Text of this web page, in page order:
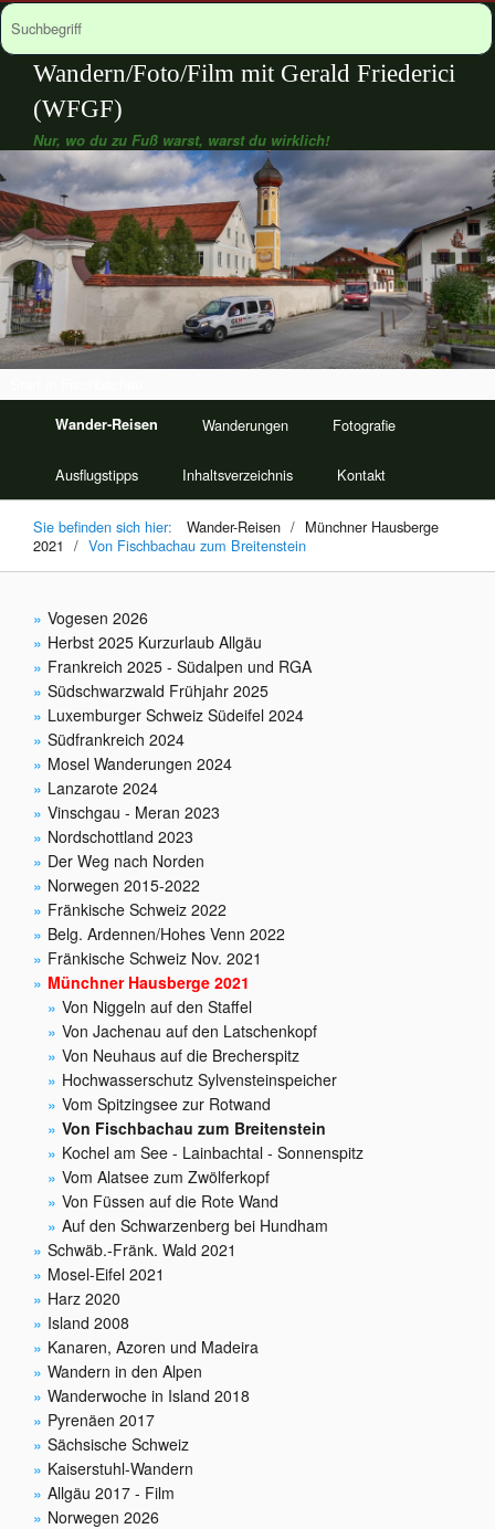
Wandern/Foto/Film mit Gerald Friederici
(WFGF)
Nur, wo du zu Fuß warst, warst du wirklich!
Wander-Reisen Wanderungen Fotografie
Ausflugstipps Inhaltsverzeichnis Kontakt
Sie befinden sich hier: Wander-Reisen / Münchner Hausberge
2021 / Von Fischbachau zum Breitenstein
Vogesen 2026
Herbst 2025 Kurzurlaub Allgäu
Frankreich 2025 - Südalpen und RGA
Südschwarzwald Frühjahr 2025
Luxemburger Schweiz Südeifel 2024
Südfrankreich 2024
Mosel Wanderungen 2024
Lanzarote 2024
Vinschgau - Meran 2023
Nordschottland 2023
Der Weg nach Norden
Norwegen 2015-2022
Fränkische Schweiz 2022
Belg. Ardennen/Hohes Venn 2022
Fränkische Schweiz Nov. 2021
Münchner Hausberge 2021
Von Niggeln auf den Staffel
Von Jachenau auf den Latschenkopf
Von Neuhaus auf die Brecherspitz
Hochwasserschutz Sylvensteinspeicher
Vom Spitzingsee zur Rotwand
Von Fischbachau zum Breitenstein
Kochel am See - Lainbachtal - Sonnenspitz
Vom Alatsee zum Zwölferkopf
Von Füssen auf die Rote Wand
Auf den Schwarzenberg bei Hundham
Schwäb.-Fränk. Wald 2021
Mosel-Eifel 2021
Harz 2020
Island 2008
Kanaren, Azoren und Madeira
Wandern in den Alpen
Wanderwoche in Island 2018
Pyrenäen 2017
Sächsische Schweiz
Kaiserstuhl-Wandern
Allgäu 2017 - Film
Norwegen 2026